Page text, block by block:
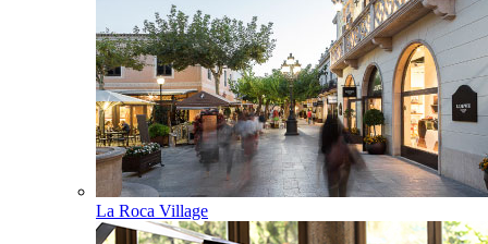
La Roca Village